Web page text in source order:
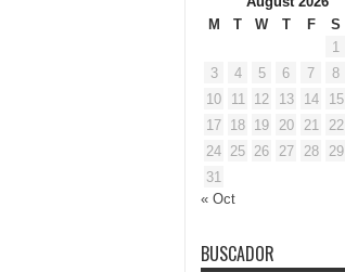
M
T W T F S
1
3
4 5 6 7 8
10
11 12 13 14 15
17 18 19 20 21 22
24 25 26 27 28 29
31
« Oct
BUSCADOR